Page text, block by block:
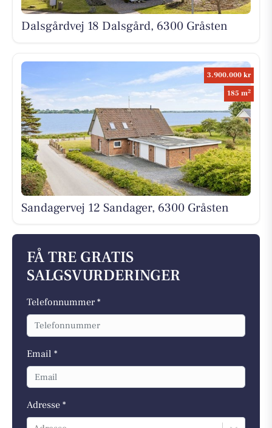
Dalsgårdvej 18 Dalsgård, 6300 Gråsten
3.900.000 kr
185 m2
Sandagervej 12 Sandager, 6300 Gråsten
FÅ TRE GRATIS
SALGSVURDERINGER
Telefonnummer *
Email *
Adresse *